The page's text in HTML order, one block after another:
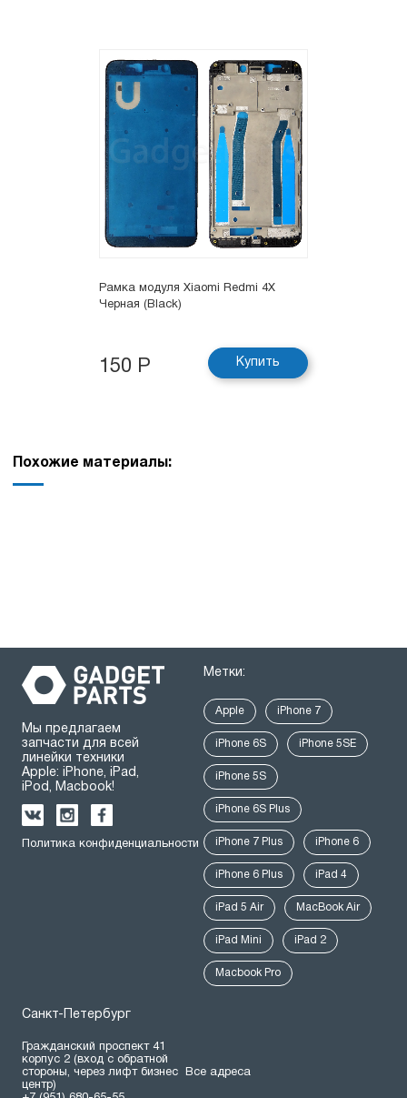
Рамка модуля Xiaomi Redmi 4X
Черная (Black)
150 Р Купить
Похожие материалы:
Мы предлагаем
запчасти для всей
линейки техники
Apple: iPhone, iPad,
iPod, Macbook!
Политика конфиденциальности
Метки:
Apple iPhone 7
iPhone 6S iPhone 5SE
iPhone 5S
iPhone 6S Plus
iPhone 7 Plus iPhone 6
iPhone 6 Plus iPad 4
iPad 5 Air MacBook Air
iPad Mini iPad 2
Macbook Pro
Санкт-Петербург
Гражданский проспект 41
корпус 2 (вход с обратной
стороны, через лифт бизнес
центр)
Все адреса